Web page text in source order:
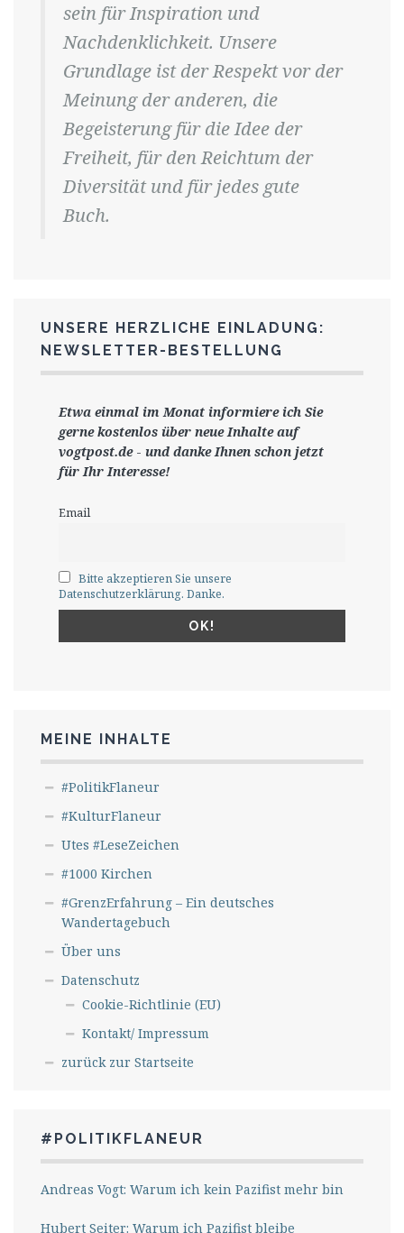
sein für Inspiration und
Nachdenklichkeit. Unsere
Grundlage ist der Respekt vor der
Meinung der anderen, die
Begeisterung für die Idee der
Freiheit, für den Reichtum der
Diversität und für jedes gute
Buch.
UNSERE HERZLICHE EINLADUNG:
NEWSLETTER-BESTELLUNG
Etwa einmal im Monat informiere ich Sie
gernekostenlos über neue Inhalte auf
vogtpost.de- und danke Ihnen schon jetzt
für Ihr Interesse!
Email
Bitte akzeptieren Sie unsere
Datenschutzerklärung. Danke.
MEINE INHALTE
#PolitikFlaneur
#KulturFlaneur
Utes #LeseZeichen
#1000 Kirchen
#GrenzErfahrung – Ein deutsches
Wandertagebuch
Über uns
Datenschutz
Cookie-Richtlinie (EU)
Kontakt/ Impressum
zurück zur Startseite
#POLITIKFLANEUR
Andreas Vogt: Warum ich kein Pazifist mehr bin
Hubert Seiter: Warum ich Pazifist bleibe